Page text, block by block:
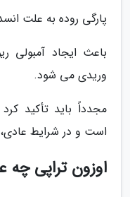
پارگی روده به علت
باعث ایجاد آمبولی
وریدی می شود.
مجدداً باید تأکید
است و در شرایط
اوزون تراپی چه